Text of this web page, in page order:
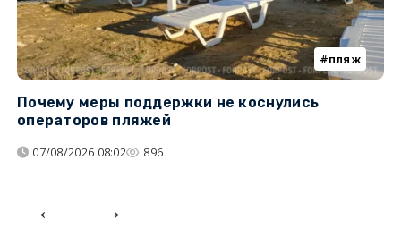
пляж
Почему меры поддержки не коснулись
операторов пляжей
07/08/2026 08:02 896